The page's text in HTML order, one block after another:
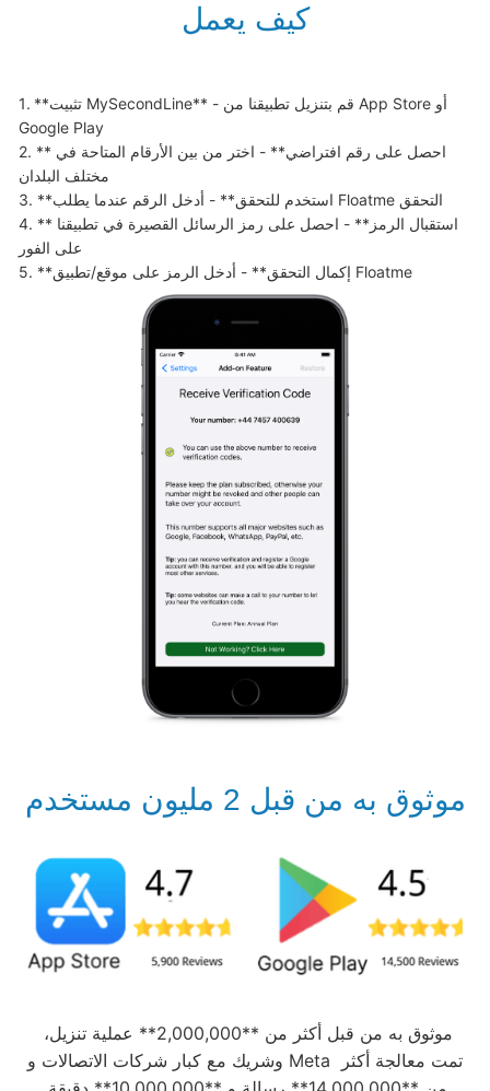
كيف يعمل
1. **تثبيت MySecondLine** - قم بتنزيل تطبيقنا من App Store أو
Google Play
2. **احصل على رقم افتراضي** - اختر من بين الأرقام المتاحة في
مختلف البلدان
3. **استخدم للتحقق** - أدخل الرقم عندما يطلب Floatme التحقق
4. **استقبال الرمز** - احصل على رمز الرسائل القصيرة في تطبيقنا
على الفور
5. **إكمال التحقق** - أدخل الرمز على موقع/تطبيق Floatme
موثوق به من قبل 2 مليون مستخدم
وشريك مع كبار شركات الاتصالات و Meta تمت معالجة أكثر